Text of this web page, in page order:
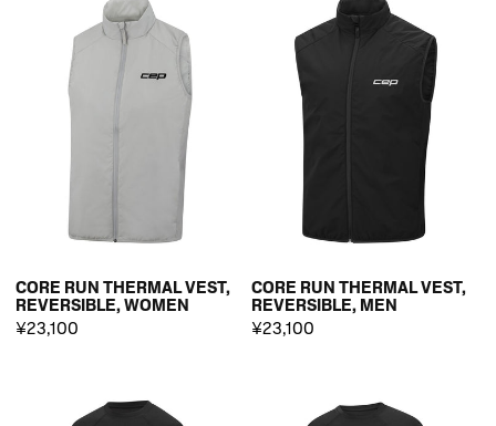
CORE RUN THERMAL VEST,
REVERSIBLE, WOMEN
¥23,100
CORE RUN THERMAL VEST,
REVERSIBLE, MEN
¥23,100